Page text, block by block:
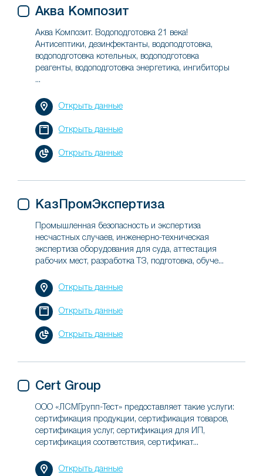
Аква Композит
Аква Композит. Водоподготовка 21 века!
Антисептики, дезинфектанты, водоподготовка,
водоподготовка котельных, водоподготовка
реагенты, водоподготовка энергетика, ингибиторы
...
Открыть данные
Открыть данные
Открыть данные
КазПромЭкспертиза
Промышленная безопасность и экспертиза
несчастных случаев, инженерно-техническая
экспертиза оборудования для суда, аттестация
рабочих мест, разработка ТЗ, подготовка, обуче...
Открыть данные
Открыть данные
Открыть данные
Cert Group
ООО «ЛСМГрупп-Тест» предоставляет такие услуги:
сертификация продукции, сертификация товаров,
сертификация услуг, сертификация для ИП,
сертификация соответствия, сертификат...
Открыть данные